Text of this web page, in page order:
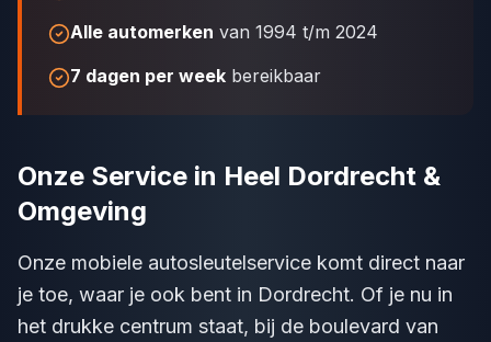
Alle automerken van 1994 t/m 2024
7 dagen per week bereikbaar
Onze Service in Heel Dordrecht &
Omgeving
Onze mobiele autosleutelservice komt direct naar
je toe, waar je ook bent in Dordrecht. Of je nu in
het drukke centrum staat, bij de boulevard van